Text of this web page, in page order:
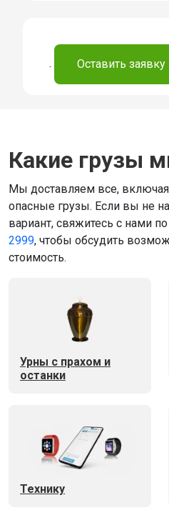
. Оставить заявку
Какие грузы
Мы доставляем все,
опасные грузы. Если вы не
вариант, свяжитесь с нами
2999, чтобы обсудить
стоимость.
Урны с прахом и
останки
Технику